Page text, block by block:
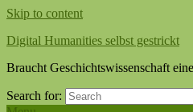
Skip to content
Digital Humanities selbst gestrickt
Braucht Geschichtswissenschaft
Search for: